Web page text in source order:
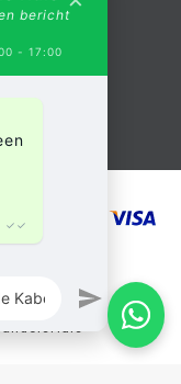
bericht
- 17:00
✓✓